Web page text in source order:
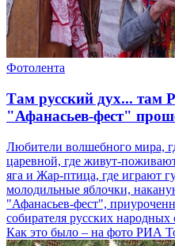
Фотолента
Там русский дух... там
"Афанасьев-фест"
Любители волшебного мира,
царевной, где живут-
яга и Жар-птица, где играют
молодильные яблочки,
"Афанасьев-фест",
собирателя русских
Как это было – на фото РИА